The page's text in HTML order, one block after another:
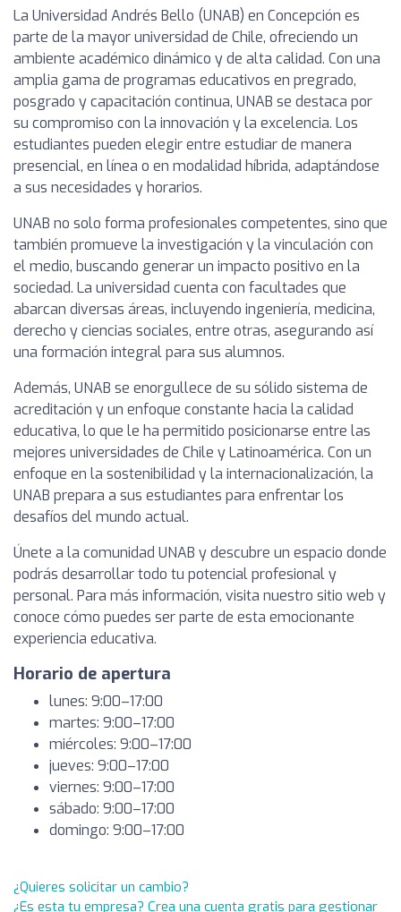
La Universidad Andrés Bello (UNAB) en Concepción es
parte de la mayor universidad de Chile, ofreciendo un
ambiente académico dinámico y de alta calidad. Con una
amplia gama de programas educativos en pregrado,
posgrado y capacitación continua, UNAB se destaca por
su compromiso con la innovación y la excelencia. Los
estudiantes pueden elegir entre estudiar de manera
presencial, en línea o en modalidad híbrida, adaptándose
a sus necesidades y horarios.
UNAB no solo forma profesionales competentes, sino que
también promueve la investigación y la vinculación con
el medio, buscando generar un impacto positivo en la
sociedad. La universidad cuenta con facultades que
abarcan diversas áreas, incluyendo ingeniería, medicina,
derecho y ciencias sociales, entre otras, asegurando así
una formación integral para sus alumnos.
Además, UNAB se enorgullece de su sólido sistema de
acreditación y un enfoque constante hacia la calidad
educativa, lo que le ha permitido posicionarse entre las
mejores universidades de Chile y Latinoamérica. Con un
enfoque en la sostenibilidad y la internacionalización, la
UNAB prepara a sus estudiantes para enfrentar los
desafíos del mundo actual.
Únete a la comunidad UNAB y descubre un espacio donde
podrás desarrollar todo tu potencial profesional y
personal. Para más información, visita nuestro sitio web y
conoce cómo puedes ser parte de esta emocionante
experiencia educativa.
Horario de apertura
lunes: 9:00–17:00
martes: 9:00–17:00
miércoles: 9:00–17:00
jueves: 9:00–17:00
viernes: 9:00–17:00
sábado: 9:00–17:00
domingo: 9:00–17:00
¿Quieres solicitar un cambio?
¿Es esta tu empresa? Crea una cuenta gratis para gestionar